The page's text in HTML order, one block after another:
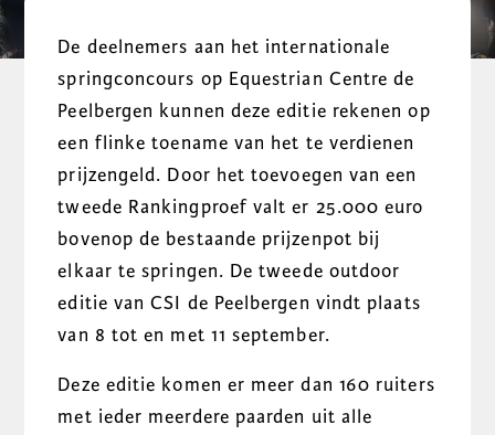
De deelnemers aan het internationale
springconcours op Equestrian Centre de
Peelbergen kunnen deze editie rekenen op
een flinke toename van het te verdienen
prijzengeld. Door het toevoegen van een
tweede Rankingproef valt er 25.000 euro
bovenop de bestaande prijzenpot bij
elkaar te springen. De tweede outdoor
editie van CSI de Peelbergen vindt plaats
van 8 tot en met 11 september.
Deze editie komen er meer dan 160 ruiters
met ieder meerdere paarden uit alle